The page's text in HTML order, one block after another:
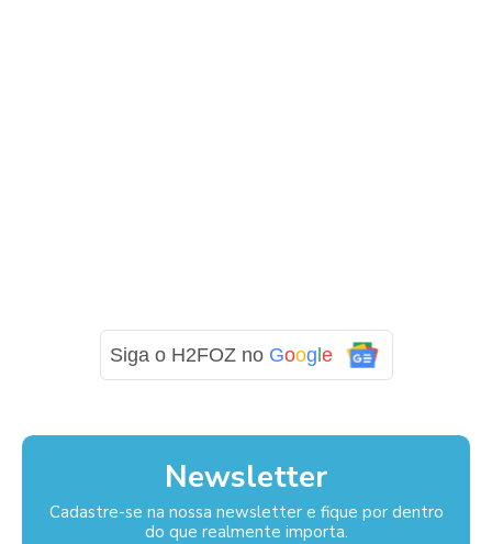
Siga o H2FOZ no Google
Newsletter
Cadastre-se na nossa newsletter e fique por dentro
do que realmente importa.